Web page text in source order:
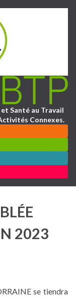
Santé au Travail
Connexes.
2023
se tiendra